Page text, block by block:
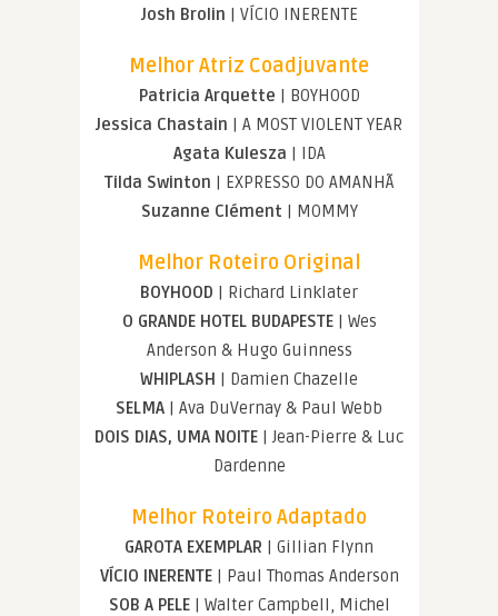
Josh Brolin | VÍCIO INERENTE
Melhor Atriz Coadjuvante
Patricia Arquette | BOYHOOD
Jessica Chastain | A MOST VIOLENT YEAR
Agata Kulesza | IDA
Tilda Swinton | EXPRESSO DO AMANHÃ
Suzanne Clément | MOMMY
Melhor Roteiro Original
BOYHOOD | Richard Linklater
O GRANDE HOTEL BUDAPESTE| Wes
Anderson & Hugo Guinness
WHIPLASH | Damien Chazelle
SELMA | Ava DuVernay & Paul Webb
DOIS DIAS, UMA NOITE | Jean-Pierre & Luc
Dardenne
Melhor Roteiro Adaptado
GAROTA EXEMPLAR | Gillian Flynn
VÍCIO INERENTE| Paul Thomas Anderson
SOB A PELE| Walter Campbell, Michel